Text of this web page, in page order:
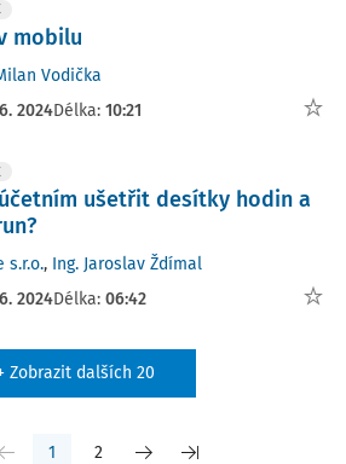
mobilu
Vodička
2024Délka: 10:21
ušetřit desítky hodin a
s.r.o., Ing. Jaroslav Ždímal
2024Délka: 06:42
Zobrazit dalších 20
1 2